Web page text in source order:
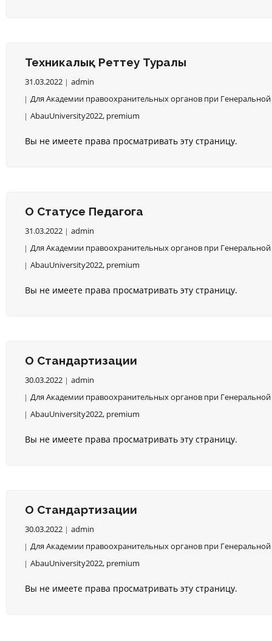
Техникалық Реттеу Туралы
31.03.2022
admin
Для Академии правоохранительных органов при Генеральной
AbauUniversity2022, premium
Вы не имеете права просматривать эту страницу.
О Статусе Педагога
31.03.2022
admin
Для Академии правоохранительных органов при Генеральной
AbauUniversity2022, premium
Вы не имеете права просматривать эту страницу.
О Стандартизации
30.03.2022
admin
Для Академии правоохранительных органов при Генеральной
AbauUniversity2022, premium
Вы не имеете права просматривать эту страницу.
О Стандартизации
30.03.2022
admin
Для Академии правоохранительных органов при Генеральной
AbauUniversity2022, premium
Вы не имеете права просматривать эту страницу.